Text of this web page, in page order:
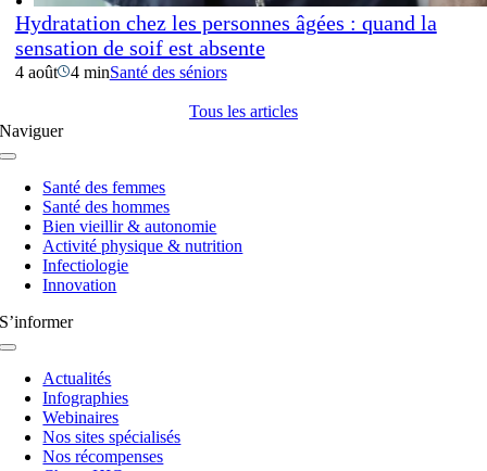
Hydratation chez les personnes âgées : quand la
sensation de soif est absente
4 août 4 minSanté des séniors
Tous les articles
Naviguer
Navigation
basculeSanté des femmes
Santé des hommes
Bien vieillir & autonomie
Activité physique & nutrition
Infectiologie
Innovation
S’informer
Navigation
basculeActualités
Infographies
Webinaires
Nos sites spécialisés
Nos récompenses